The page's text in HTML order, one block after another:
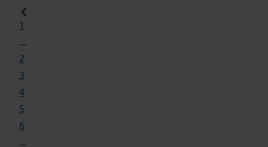
1
...
2
3
4
5
6
...